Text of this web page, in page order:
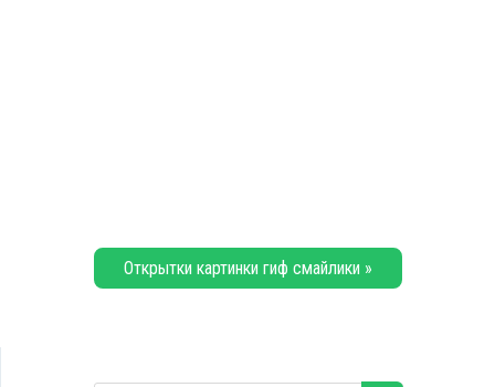
Открытки картинки гиф смайлики »